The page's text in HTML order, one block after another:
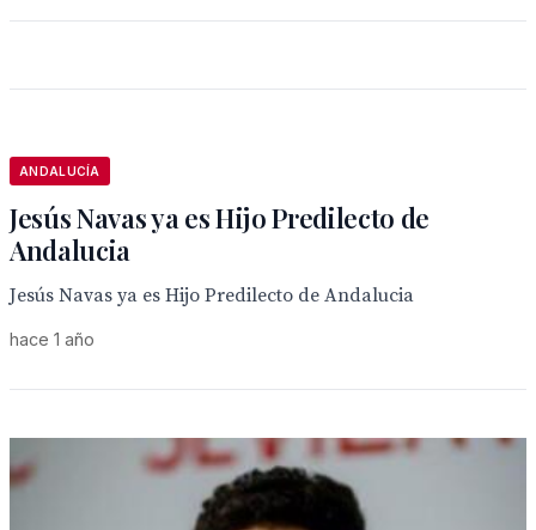
ANDALUCÍA
Jesús Navas ya es Hijo Predilecto de
Andalucia
Jesús Navas ya es Hijo Predilecto de Andalucia
hace 1 año